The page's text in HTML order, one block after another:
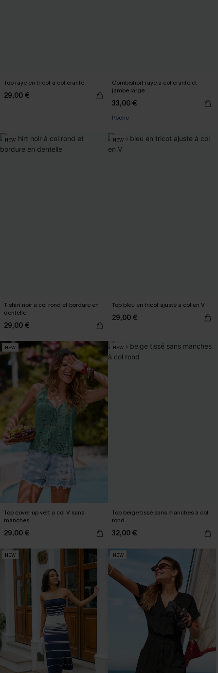
Top rayé en tricot à col cranté
29,00 €
Combishort rayé à col cranté et
jambe large
33,00 €
Poche
NEW
T-shirt noir à col rond et bordure en
dentelle
29,00 €
NEW
Top bleu en tricot ajusté à col en V
29,00 €
NEW
Top cover up vert à col V sans
manches
29,00 €
NEW
Top beige tissé sans manches à col
rond
32,00 €
NEW NEW